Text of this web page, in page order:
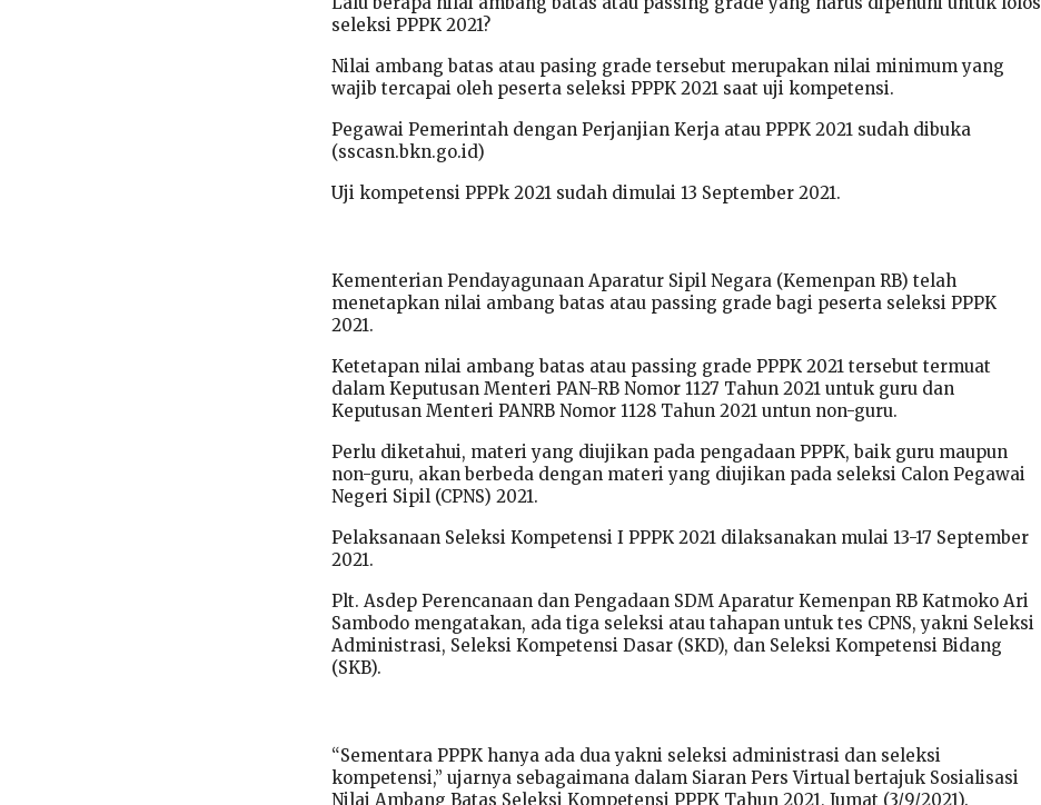
seleksi PPPK 2021?
Nilai ambang batas atau pasing grade tersebut merupakan nilai minimum yang
wajib tercapai oleh peserta seleksi PPPK 2021 saat uji kompetensi.
Pegawai Pemerintah dengan Perjanjian Kerja atau PPPK 2021 sudah dibuka
(sscasn.bkn.go.id)
Uji kompetensi PPPk 2021 sudah dimulai 13 September 2021.
Kementerian Pendayagunaan Aparatur Sipil Negara (Kemenpan RB) telah
menetapkan nilai ambang batas atau passing grade bagi peserta seleksi PPPK
2021.
Ketetapan nilai ambang batas atau passing grade PPPK 2021 tersebut termuat
dalam Keputusan Menteri PAN-RB Nomor 1127 Tahun 2021 untuk guru dan
Keputusan Menteri PANRB Nomor 1128 Tahun 2021 untun non-guru.
Perlu diketahui, materi yang diujikan pada pengadaan PPPK, baik guru maupun
non-guru, akan berbeda dengan materi yang diujikan pada seleksi Calon Pegawai
Negeri Sipil (CPNS) 2021.
Pelaksanaan Seleksi Kompetensi I PPPK 2021 dilaksanakan mulai 13-17 September
2021.
Plt. Asdep Perencanaan dan Pengadaan SDM Aparatur Kemenpan RB Katmoko Ari
Sambodo mengatakan, ada tiga seleksi atau tahapan untuk tes CPNS, yakni Seleksi
Administrasi, Seleksi Kompetensi Dasar (SKD), dan Seleksi Kompetensi Bidang
(SKB).
“Sementara PPPK hanya ada dua yakni seleksi administrasi dan seleksi
kompetensi,” ujarnya sebagaimana dalam Siaran Pers Virtual bertajuk Sosialisasi
Nilai Ambang Batas Seleksi Kompetensi PPPK Tahun 2021, Jumat (3/9/2021).